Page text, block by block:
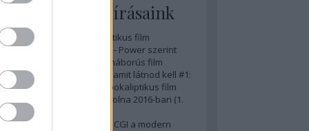
A legolvasottabb írásaink
A 20 legjobb posztapokaliptikus film
A 15 legjobb időutazós film - Power szerint
A 10 legjobb második világháborús film
50 posztapokaliptikus film, amit látnod kell #1:
A 10 legkreatívabb posztapokaliptikus film
20 film, amit látnod kellett volna 2016-ban (1.
rész)
Ezért néz ki borzasztóan a CGI a modern